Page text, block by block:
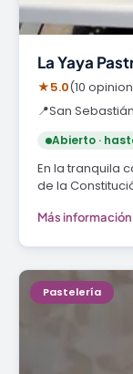
La Yaya
★5.0(10
📍San
Abierto ·
En la tranquila
de la
Más
Pastelería